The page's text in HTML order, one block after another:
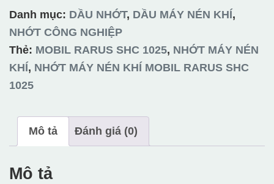
Danh mục: DẦU NHỚT, DẦU MÁY NÉN KHÍ,
NHỚT CÔNG NGHIỆP
Thẻ: MOBIL RARUS SHC 1025, NHỚT MÁY NÉN
KHÍ, NHỚT MÁY NÉN KHÍ MOBIL RARUS SHC
1025
Mô tả Đánh giá (0)
Mô tả